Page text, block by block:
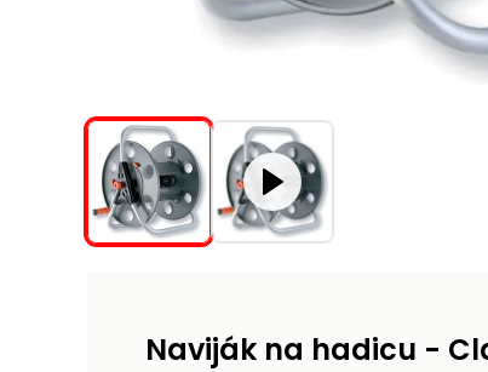
Naviják na hadicu -